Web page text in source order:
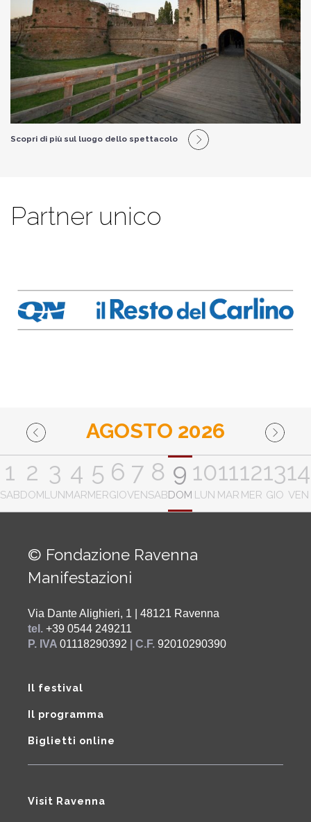
Scopri di più sul luogo dello spettacolo
Partner unico
AGOSTO 2026
1
SAB
2
DOM
3
LUN
4
MAR
5
MER
6
GIO
7
VEN
8
SAB
9
DOM
10
LUN
11
MAR
12
MER
13
GIO
14
VEN
© Fondazione Ravenna
Manifestazioni
Via Dante Alighieri, 1 | 48121 Ravenna
tel. +39 0544 249211
P. IVA 01118290392 | C.F. 92010290390
Il festival
Il programma
Biglietti online
Visit Ravenna